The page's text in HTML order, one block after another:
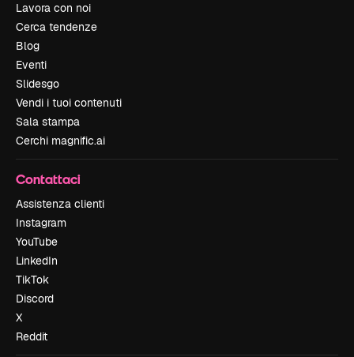
Lavora con noi
Cerca tendenze
Blog
Eventi
Slidesgo
Vendi i tuoi contenuti
Sala stampa
Cerchi magnific.ai
Contattaci
Assistenza clienti
Instagram
YouTube
LinkedIn
TikTok
Discord
X
Reddit